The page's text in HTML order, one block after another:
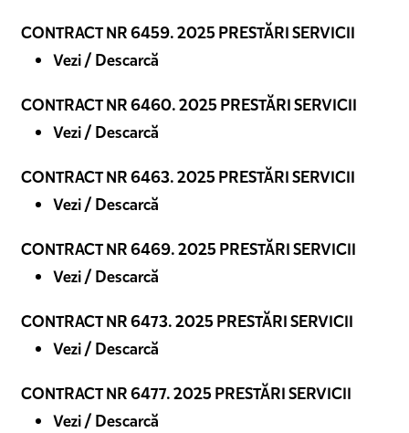
CONTRACT NR 6459. 2025 PRESTĂRI SERVICII
Vezi / Descarcă
CONTRACT NR 6460. 2025 PRESTĂRI SERVICII
Vezi / Descarcă
CONTRACT NR 6463. 2025 PRESTĂRI SERVICII
Vezi / Descarcă
CONTRACT NR 6469. 2025 PRESTĂRI SERVICII
Vezi / Descarcă
CONTRACT NR 6473. 2025 PRESTĂRI SERVICII
Vezi / Descarcă
CONTRACT NR 6477. 2025 PRESTĂRI SERVICII
Vezi / Descarcă